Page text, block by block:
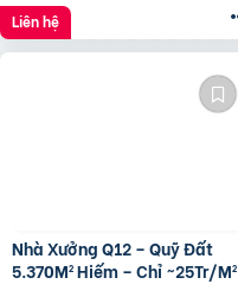
Liên hệ
Nhà Xưởng Q12 – Quỹ Đất
5.370M² Hiếm – Chỉ ~25Tr/M²